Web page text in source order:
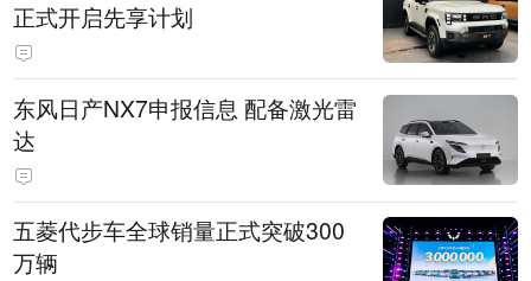
正式开启先享计划
东风日产NX7申报信息 配备激光雷
达
五菱代步车全球销量正式突破300
万辆